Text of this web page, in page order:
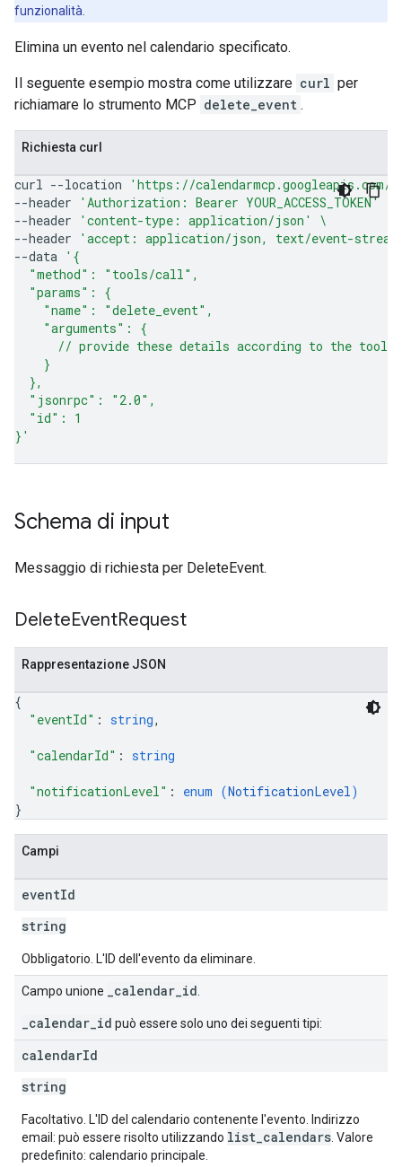
funzionalità.
Elimina un evento nel calendario specificato.
Il seguente esempio mostra come utilizzare curl per
richiamare lo strumento MCP delete_event .
Richiesta curl
curl --location
'https://calendarmcp.googleapis.com/
--header
'Authorization: Bearer YOUR_ACCESS_TOKEN'
--header
'content-type: application/json'
\
--header
'accept: application/json, text/event-
--data '{
  "method": "tools/call",
  "params": {
    "name": "delete_event",
    "arguments": {
// provide these details according to the tool
    }
  },
  "jsonrpc": "2.0",
  "id": 1
}'
Schema di input
Messaggio di richiesta per DeleteEvent.
DeleteEventRequest
Rappresentazione JSON
{
"eventId" : string,
"calendarId" : string
"notificationLevel" : enum (NotificationLevel)
}
Campi
eventId
string
Obbligatorio. L'ID dell'evento da eliminare.
Campo unione _calendar_id
_calendar_id può essere solo uno dei seguenti tipi:
calendarId
string
Facoltativo. L'ID del calendario contenente l'evento. Indirizzo
email: può essere risolto utilizzando list_calendars . Valore
predefinito: calendario principale.